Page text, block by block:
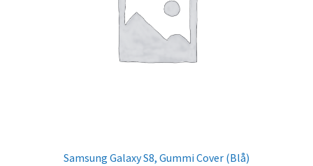
Samsung Galaxy S8, Gummi Cover (Blå)